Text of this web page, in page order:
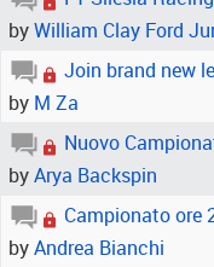
byWilliam Clay Ford
Join brand new
by M Za
Nuovo
byArya Backspin
Campionato ore
byAndrea Bianchi